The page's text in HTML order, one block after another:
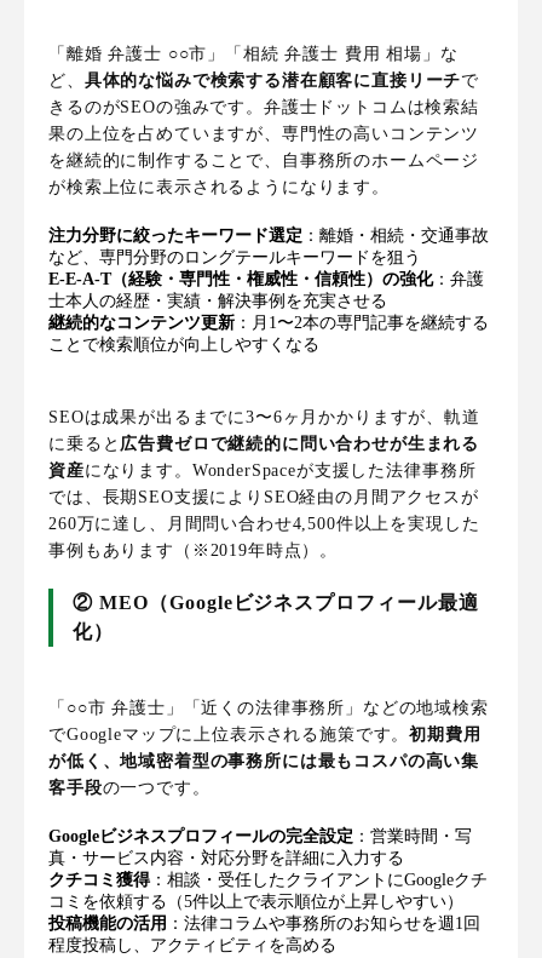
「離婚 弁護士 ○○市」「相続 弁護士 費用 相場」な
ど、 具体的な悩みで検索する潜在顧客に直接リーチで
きるのがSEOの強みです。弁護士ドットコムは検索結
果の上位を占めていますが、専門性の高いコンテンツ
を継続的に制作することで、自事務所のホームページ
が検索上位に表示されるようになります。
注力分野に絞ったキーワード選定 ：離婚・相続・交通事故
など、専門分野のロングテールキーワードを狙う
E-E-A-T（経験・専門性・権威性・信頼性）の強化：弁護
士本人の経歴・実績・解決事例を充実させる
継続的なコンテンツ更新 ：月1〜2本の専門記事を継続する
ことで検索順位が向上しやすくなる
SEOは成果が出るまでに3〜6ヶ月かかりますが、軌道
に乗ると 広告費ゼロで継続的に問い合わせが生まれる
資産になります。WonderSpaceが支援した法律事務所
では、長期SEO支援によりSEO経由の月間アクセスが
260万に達し、月間問い合わせ4,500件以上を実現した
事例もあります（※2019年時点）。
② MEO（Googleビジネスプロフィール最適
化）
「○○市 弁護士」「近くの法律事務所」などの地域検索
でGoogleマップに上位表示される施策です。初期費用
が低く、地域密着型の事務所には最もコスパの高い集
客手段の一つです。
Googleビジネスプロフィールの完全設定 ：営業時間・写
真・サービス内容・対応分野を詳細に入力する
クチコミ獲得：相談・受任したクライアントにGoogleクチ
コミを依頼する（5件以上で表示順位が上昇しやすい）
投稿機能の活用 ：法律コラムや事務所のお知らせを週1回
程度投稿し、アクティビティを高める